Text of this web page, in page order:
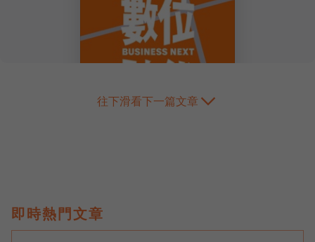
往下滑看下一篇文章
即時熱門文章